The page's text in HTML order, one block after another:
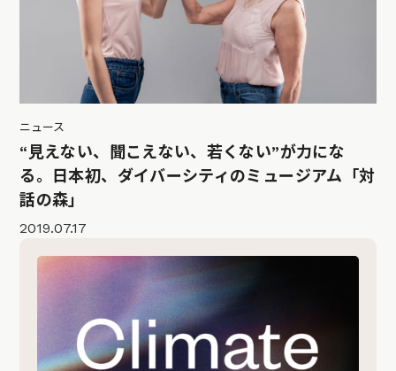
ニュース
“見えない、聞こえない、若くない”が力にな
る。日本初、ダイバーシティのミュージアム「対
話の森」
2019.07.17